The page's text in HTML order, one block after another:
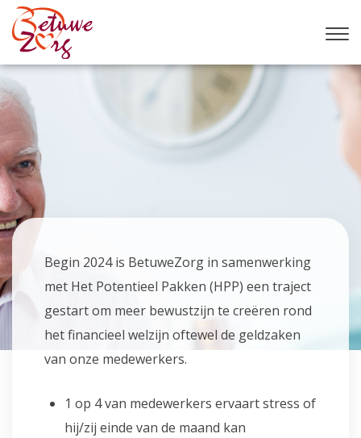
Begin 2024 is BetuweZorg in samenwerking
met Het Potentieel Pakken (HPP) een traject
gestart om meer bewustzijn te creëren rond
het financieel welzijn oftewel de geldzaken
van onze medewerkers.
1 op 4 van medewerkers ervaart stress of
hij/zij einde van de maand kan